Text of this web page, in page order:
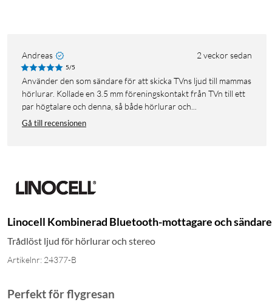
Andreas 2 veckor sedan
5/5
Använder den som sändare för att skicka TVns ljud till mammas
hörlurar. Kollade en 3.5 mm föreningskontakt från TVn till ett
par högtalare och denna, så både hörlurar och...
Gå till recensionen
Linocell Kombinerad Bluetooth-mottagare och sändare
Trådlöst ljud för hörlurar och stereo
Artikelnr: 24377-B
Perfekt för flygresan